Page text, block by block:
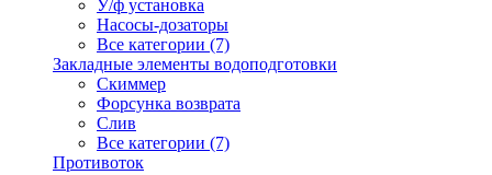
У/ф установка
Насосы-дозаторы
Все категории (7)
Закладные элементы водоподготовки
Скиммер
Форсунка возврата
Слив
Все категории (7)
Противоток